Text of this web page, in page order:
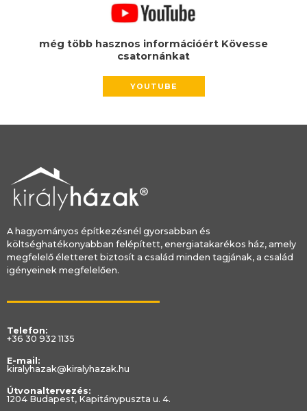
még több hasznos információért Kövesse
csatornánkat
YOUTUBE
A hagyományos építkezésnél gyorsabban és
költséghatékonyabban felépített, energiatakarékos ház, amely
megfelelő életteret biztosít a család minden tagjának, a család
igényeinek megfelelően.
Telefon:
+36 30 932 1135
E-mail:
kiralyhazak@kiralyhazak.hu
Útvonaltervezés:
1204 Budapest, Kapitánypuszta u. 4.